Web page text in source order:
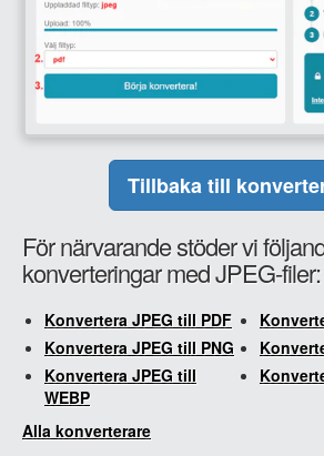
Tillbaka till
För närvarande stöder vi
konverteringar med JPEG-filer:
Konvertera JPEG till PDF
Konvertera JPEG till PNG
Konvertera JPEG till
WEBP
Alla konverterare